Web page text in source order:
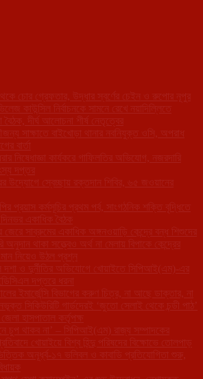
চোর গ্রেফতার, উদ্ধার স্বর্ণের চেইন ও রুপোর নূপুর
কাউন্সিল নির্বাচনকে সামনে রেখে নয়াদিল্লিতে
বৈঠক, দীর্ঘ আলোচনা শীর্ষ নেতৃত্বের
সাক্ষাতে বাইখোড়া থানার নবনিযুক্ত ওসি, অপরাধ
বার্তা
নিষেধাজ্ঞা কার্যকরে গাফিলতির অভিযোগ, নজরদারি
দপ্তর
উদ্যোগে স্বেচ্ছায় রক্তদান শিবির, ৬৫ জওয়ানের
প্রয়াস কর্মসূচির প্রথম পর্ব, সাংগঠনিক শক্তি বৃদ্ধিতে
একাধিক বৈঠক
জেরে সাব্রুমের একাধিক অঙ্গনওয়াড়ি কেন্দ্রে বন্ধ শিশুদের
অনুদান থাকা সত্ত্বেও অর্থ না মেলায় বিপাকে কেন্দ্রের
মান নিয়েও উঠল প্রশ্ন
দশা ও দুর্নীতির অভিযোগে খোয়াইতে সিপিআই(এম)-এর
দপ্তরে ধরনা
ইমার্জেন্সি বিভাগের করুণ চিত্র, না আছে ডাক্তার, না
সিকিউরিটি গার্ডদেরই ‘জুতো সেলাই থেকে চন্ডী পাঠ’
হাসপাতাল কর্তৃপক্ষ
চুপ থাকব না’ – সিপিআই(এম) রাজ্য সম্পাদকের
খোয়াইয়ে বিশ্ব হিন্দু পরিষদের বিক্ষোভে তোলপাড়
অনূর্ধ্ব-১৭ ভলিবল ও কাবাডি প্রতিযোগিতা শুরু,